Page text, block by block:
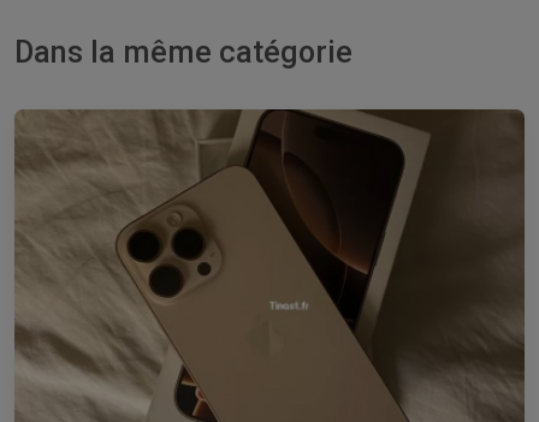
Dans la même catégorie